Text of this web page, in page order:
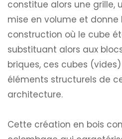
constitue alors une grille,
mise en volume et donne
construction où le cube
substituant alors aux
briques, ces cubes
éléments structurels de
architecture.
Cette création en bois